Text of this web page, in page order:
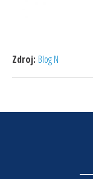
Zdroj: Blog N